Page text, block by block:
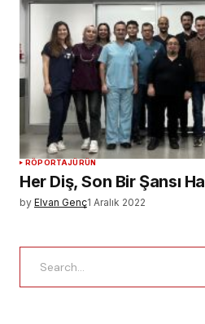
RÖPORTAJÜRÜN
Her Diş, Son Bir Şansı
by Elvan Genç1 Aralık 2022